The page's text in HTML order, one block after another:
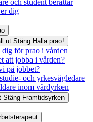
och student berättar
dig
ut Stäng Hallå prao!
dig för prao i vården
att jobba i vården?
på jobbet?
och yrkesvägledare
inom vårdyrken
Stäng Framtidsyrken